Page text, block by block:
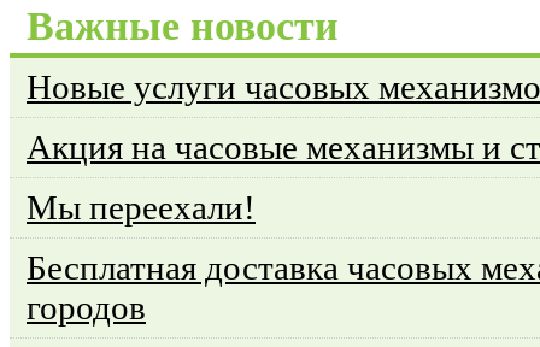
Важные новости
Новые услуги часовых
Акция на часовые механизмы и
Мы переехали!
Бесплатная доставка часовых
городов